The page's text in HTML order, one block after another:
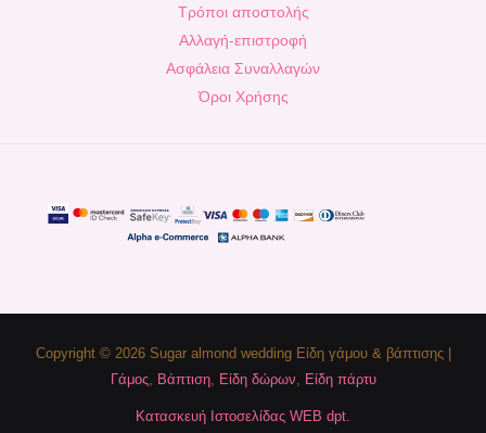
Τρόποι αποστολής
Αλλαγή-επιστροφή
Ασφάλεια Συναλλαγών
Όροι Χρήσης
Copyright © 2026 Sugar almond wedding Είδη γάμου & βάπτισης |
Γάμος, Βάπτιση, Είδη δώρων, Είδη πάρτυ
Κατασκευή Ιστοσελίδας WEB dpt.